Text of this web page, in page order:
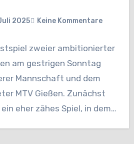
2025 Keine Kommentare
zweier ambitionierter
am gestrigen Sonntag
Mannschaft und dem
MTV Gießen. Zunächst
eher zähes Spiel, in dem